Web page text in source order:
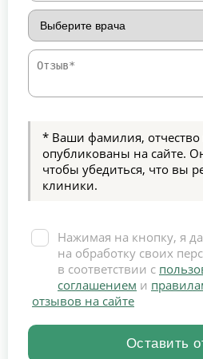
* Ваши фамилия, отчество
опубликованы на сайте.
чтобы убедиться, что вы
клиники.
Нажимая на кнопку, я
на обработку своих
в соответствии с
соглашением и
отзывов на сайте